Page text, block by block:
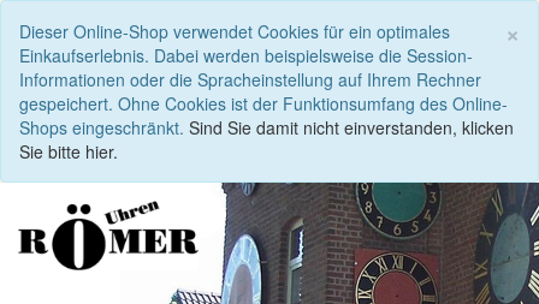
×
Dieser Online-Shop verwendet Cookies für ein optimales
Einkaufserlebnis. Dabei werden beispielsweise die Session-
Informationen oder die Spracheinstellung auf Ihrem Rechner
gespeichert. Ohne Cookies ist der Funktionsumfang des Online-
Shops eingeschränkt. Sind Sie damit nicht einverstanden, klicken
Sie bitte hier.